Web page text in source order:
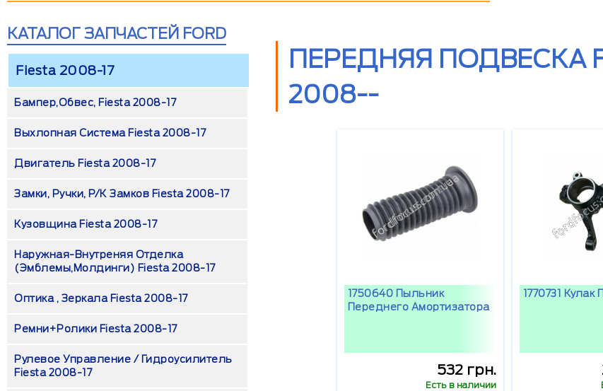
КАТАЛОГ ЗАПЧАСТЕЙ FORD
Fiesta 2008-17
Бампер,обвес, Fiesta 2008-17
Выхлопная Система Fiesta 2008-17
Двигатель Fiesta 2008-17
Замки, Ручки, Р/к Замков Fiesta 2008-17
Кузовщина Fiesta 2008-17
Наружная-Внутреняя Отделка
(эмблемы,молдинги) Fiesta 2008-17
Оптика , Зеркала Fiesta 2008-17
Ремни+ролики Fiesta 2008-17
Рулевое Управление / Гидроусилитель
Fiesta 2008-17
ПЕРЕДНЯЯ ПОДВЕСКА
2008--
1750640 Пыльник
Переднего Амортизатора
532 грн.
Есть в наличии
1770731 Кулак